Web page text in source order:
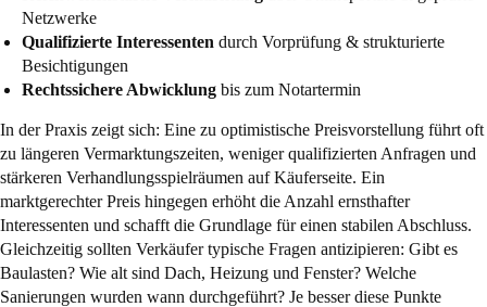
Netzwerke
Qualifizierte Interessenten durch Vorprüfung & strukturierte
Besichtigungen
Rechtssichere Abwicklung bis zum Notartermin
In der Praxis zeigt sich: Eine zu optimistische Preisvorstellung führt oft
zu längeren Vermarktungszeiten, weniger qualifizierten Anfragen und
stärkeren Verhandlungsspielräumen auf Käuferseite. Ein
marktgerechter Preis hingegen erhöht die Anzahl ernsthafter
Interessenten und schafft die Grundlage für einen stabilen Abschluss.
Gleichzeitig sollten Verkäufer typische Fragen antizipieren: Gibt es
Baulasten? Wie alt sind Dach, Heizung und Fenster? Welche
Sanierungen wurden wann durchgeführt? Je besser diese Punkte